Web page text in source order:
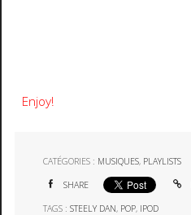
Enjoy!
CATÉGORIES : MUSIQUES, PLAYLISTS
SHARE
TAGS :STEELY DAN, POP, IPOD